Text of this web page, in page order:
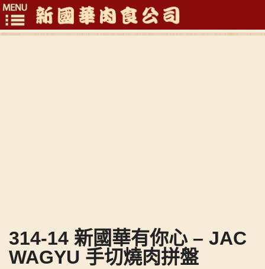
Toggle
314-14 新國華有你心 – JAC
WAGYU 手切燒肉拼盤